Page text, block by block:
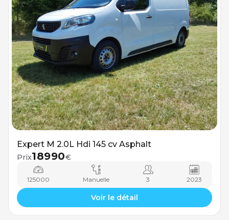
Expert M 2.0L Hdi 145 cv Asphalt
Prix18990€
125000 Manuelle 3 2023
Voir le détail